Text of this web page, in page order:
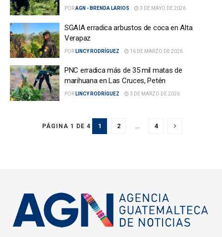
PORAGN - BRENDA LARIOS 3 DE MAYO DE 2026
SGAIA erradica arbustos de coca en Alta
Verapaz
POR LINCY RODRÍGUEZ 16 DE MARZO DE 2026
PNC erradica más de 35 mil matas de
marihuana en Las Cruces, Petén
POR LINCY RODRÍGUEZ 3 DE MARZO DE 2026
PÁGINA 1 DE 4 1 2 4